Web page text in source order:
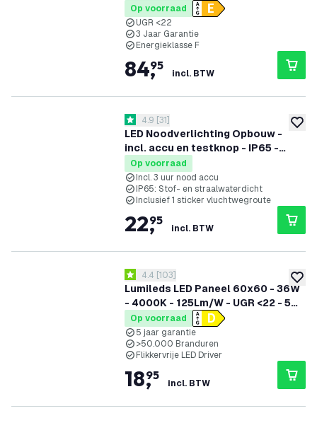
UGR <22 - 3 Jaar Garantie
Op voorraad
UGR <22
3 Jaar Garantie
Energieklasse F
84,
95
incl. BTW
LED Noodverlichting Opbouw -
incl. accu en testknop - IP65 -
3.5W
reviews drawer openen
4.9 score sterren
4.9 [31]
Op voorraad
Incl. 3 uur nood accu
IP65: Stof- en straalwaterdicht
Inclusief 1 sticker vluchtwegroute
22,
95
incl. BTW
Lumileds LED Paneel 60x60 - 36W
- 4000K - 125Lm/W - UGR <22 - 5
Jaar Garantie
reviews drawer openen
4.4 score sterren
4.4 [103]
Op voorraad
5 jaar garantie
>50.000 Branduren
Flikkervrije LED Driver
18,
95
incl. BTW